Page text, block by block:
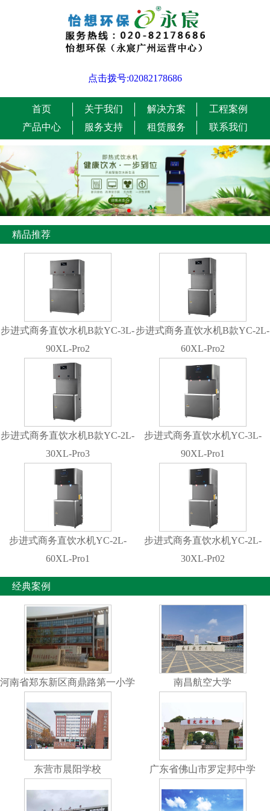
点击拨号:02082178686
首页 关于我们 解决方案
工程案例
产品中心
服务支持 租赁服务 联系我们
精品推荐
步进式商务直饮水机B款YC-3L-
90XL-Pro2
步进式商务直饮水机B款YC-2L-
60XL-Pro2
步进式商务直饮水机B款YC-2L-
30XL-Pro3
步进式商务直饮水机YC-3L-
90XL-Pro1
步进式商务直饮水机YC-2L-
60XL-Pro1
步进式商务直饮水机YC-2L-
30XL-Pr02
经典案例
河南省郑东新区商鼎路第一小学 南昌航空大学
东营市晨阳学校 广东省佛山市罗定邦中学